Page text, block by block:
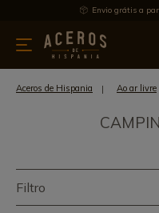
Envio grátis a
& Utensílios de cozinha
Aceros de Hispania Ao ar livre
Filtro